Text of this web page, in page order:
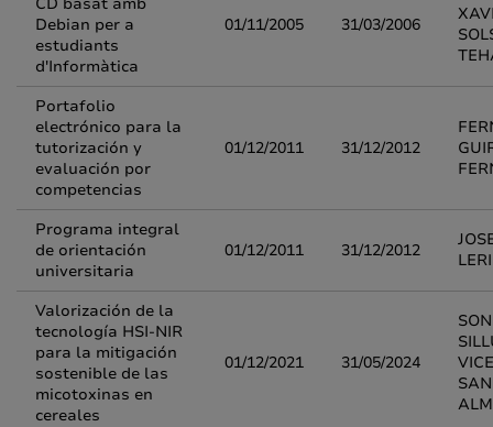
Debian per a
estudiants
d'Informàtica
01/11/2005 31/03/2006
Portafolio
electrónico para la
tutorización y
evaluación por
competencias
01/12/2011 31/12/2012
Programa integral
de orientación
universitaria
01/12/2011 31/12/2012
Valorización de la
tecnología HSI-NIR
para la mitigación
sostenible de las
micotoxinas en
cereales
01/12/2021 31/05/2024